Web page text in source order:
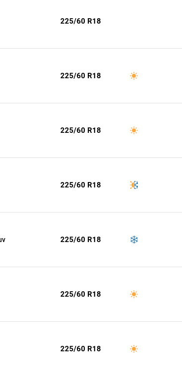
225/60 R18
225/60 R18
225/60 R18
225/60 R18
225/60 R18
225/60 R18
225/60 R18